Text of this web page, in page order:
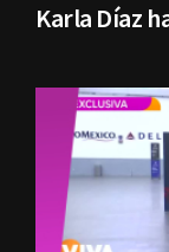
Karla Díaz